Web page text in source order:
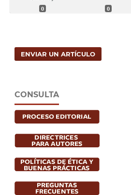
0 0
ENVIAR UN ARTÍCULO
CONSULTA